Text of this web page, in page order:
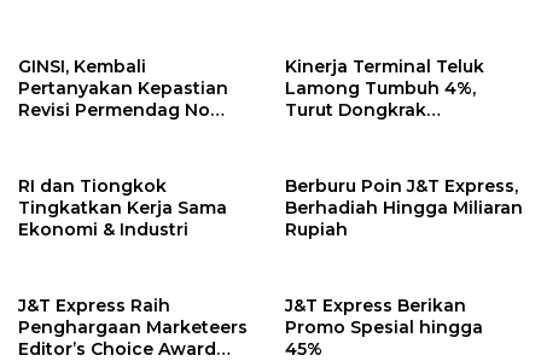
GINSI, Kembali
Pertanyakan Kepastian
Revisi Permendag No
Kinerja Terminal Teluk
Lamong Tumbuh 4%,
Turut Dongkrak
RI dan Tiongkok
Tingkatkan Kerja Sama
Ekonomi & Industri
Berburu Poin J&T Express,
Berhadiah Hingga Miliaran
Rupiah
J&T Express Raih
Penghargaan Marketeers
Editor’s Choice Award
J&T Express Berikan
Promo Spesial hingga
45%